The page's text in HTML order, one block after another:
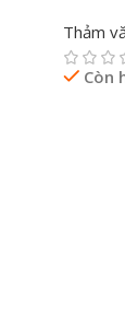
Thảm
Còn